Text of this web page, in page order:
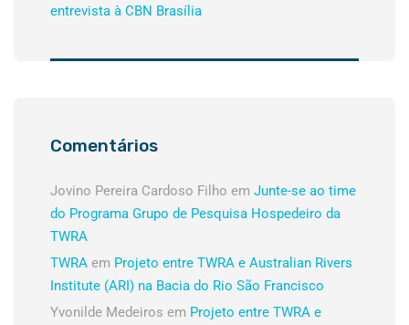
entrevista à CBN Brasília
Comentários
Jovino Pereira Cardoso Filho em Junte-se ao time
do Programa Grupo de Pesquisa Hospedeiro da
TWRA
TWRA em Projeto entre TWRA e Australian Rivers
Institute (ARI) na Bacia do Rio São Francisco
Yvonilde Medeiros em Projeto entre TWRA e